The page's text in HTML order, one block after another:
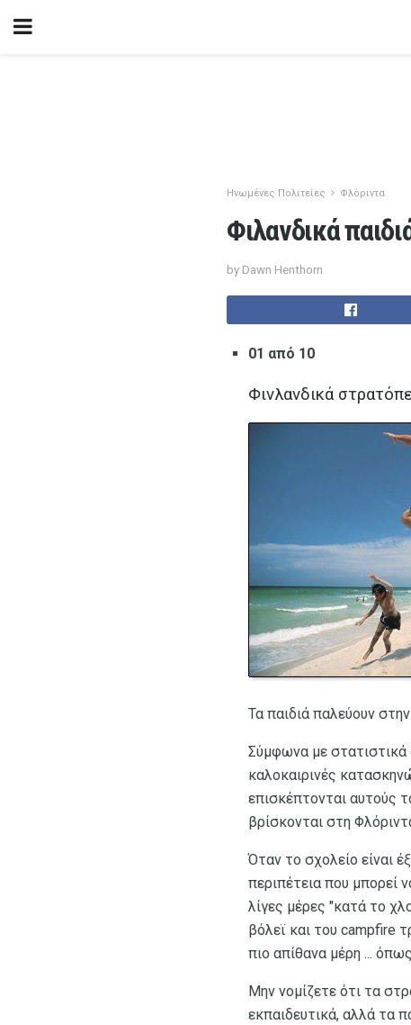
Ηνωμένες Πολιτείες Φλόριντα
Φιλανδικά
by Dawn Henthorn
01 από 10
Φινλανδικά
Τα παιδιά παλεύουν
Σύμφωνα με
καλοκαιρινές
επισκέπτονται αυτούς
βρίσκονται στη
Όταν το σχολείο είναι
περιπέτεια που μπορεί
λίγες μέρες "κατά το
βόλεϊ και του campfire
πιο απίθανα μέρη ...
Μην νομίζετε ότι τα
εκπαιδευτικά, αλλά τα